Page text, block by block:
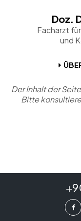
Doz.
Facharzt
und
Der Inhalt der
Bitte